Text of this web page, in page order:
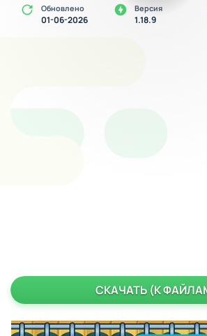
Обновлено
01-06-2026
Версия
1.18.9
СКАЧАТЬ (К